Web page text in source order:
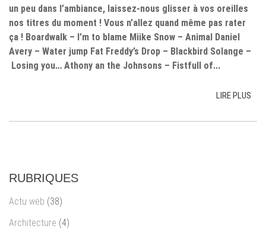
un peu dans l’ambiance, laissez-nous glisser à vos oreilles
nos titres du moment ! Vous n’allez quand même pas rater
ça ! Boardwalk – I’m to blame Miike Snow – Animal Daniel
Avery – Water jump Fat Freddy’s Drop – Blackbird Solange –
Losing you… Athony an the Johnsons – Fistfull of...
LIRE PLUS
RUBRIQUES
Actu web (38)
Architecture (4)